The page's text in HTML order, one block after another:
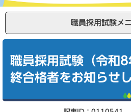
職員採用試験メ
職員採用試験（令和
終合格者をお知らせ